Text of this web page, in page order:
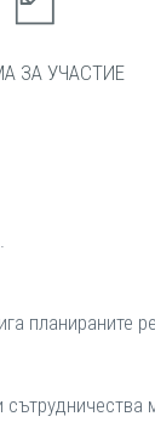
ЗА УЧАСТИЕ
планираните